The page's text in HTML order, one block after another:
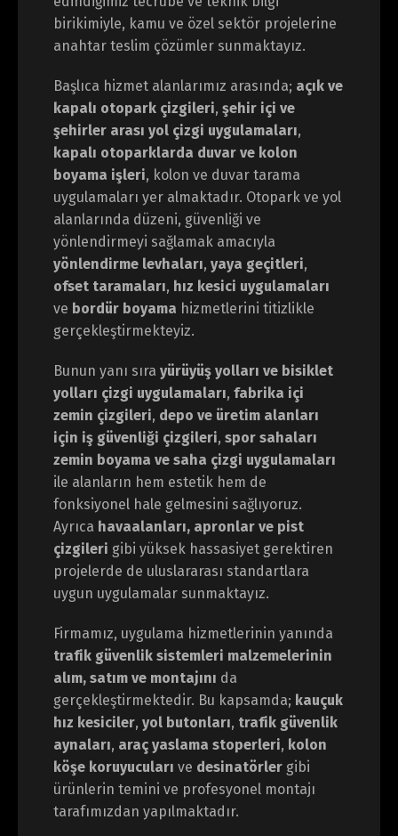
birikimiyle, kamu ve özel sektör projelerine
anahtar teslim çözümler sunmaktayız.
Başlıca hizmet alanlarımız arasında; açık ve
kapalı otopark çizgileri, şehir içi ve
şehirler arası yol çizgi uygulamaları,
kapalı otoparklarda duvar ve kolon
boyama işleri, kolon ve duvar tarama
uygulamaları yer almaktadır. Otopark ve yol
alanlarında düzeni, güvenliği ve
yönlendirmeyi sağlamak amacıyla
yönlendirme levhaları, yaya geçitleri,
ofset taramaları, hız kesici uygulamaları
ve bordür boyama hizmetlerini titizlikle
gerçekleştirmekteyiz.
Bunun yanı sıra yürüyüş yolları ve bisiklet
yolları çizgi uygulamaları, fabrika içi
zemin çizgileri, depo ve üretim alanları
için iş güvenliği çizgileri, spor sahaları
zemin boyama ve saha çizgi uygulamaları
ile alanların hem estetik hem de
fonksiyonel hale gelmesini sağlıyoruz.
Ayrıca havaalanları, apronlar ve pist
çizgileri gibi yüksek hassasiyet gerektiren
projelerde de uluslararası standartlara
uygun uygulamalar sunmaktayız.
Firmamız, uygulama hizmetlerinin yanında
trafik güvenlik sistemleri malzemelerinin
alım, satım ve montajını da
gerçekleştirmektedir. Bu kapsamda; kauçuk
hız kesiciler, yol butonları, trafik güvenlik
aynaları, araç yaslama stoperleri, kolon
köşe koruyucuları ve desinatörler gibi
ürünlerin temini ve profesyonel montajı
tarafımızdan yapılmaktadır.